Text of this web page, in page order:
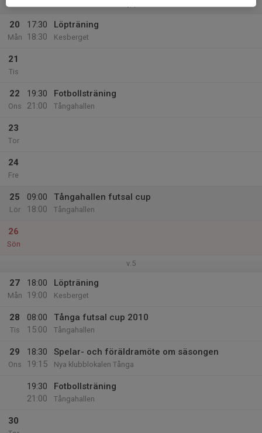
v.4
20
Mån
17:30
18:30
Löpträning
Kesberget
21
Tis
22
Ons
19:30
21:00
Fotbollsträning
Tångahallen
23
Tor
24
Fre
25
Lör
09:00
18:00
Tångahallen futsal cup
Tångahallen
26
Sön
v.5
27
Mån
18:00
19:00
Löpträning
Kesberget
28
Tis
08:00
15:00
Tånga futsal cup 2010
Tångahallen
29
Ons
18:30
19:15
Spelar- och föräldramöte om säsongen
Nya klubblokalen Tånga
19:30
21:00
Fotbollsträning
Tångahallen
30